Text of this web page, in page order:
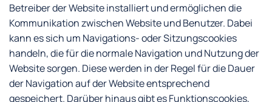
Betreiber der Website installiert und ermöglichen die
Kommunikation zwischen Website und Benutzer. Dabei
kann es sich um Navigations- oder Sitzungscookies
handeln, die für die normale Navigation und Nutzung der
Website sorgen. Diese werden in der Regel für die Dauer
der Navigation auf der Website entsprechend
gespeichert. Darüber hinaus gibt es Funktionscookies,